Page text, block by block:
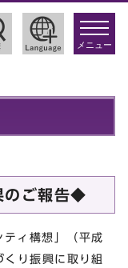
toggle
メニュー
のご報告◆
ィ構想」（平成
り振興に取り組